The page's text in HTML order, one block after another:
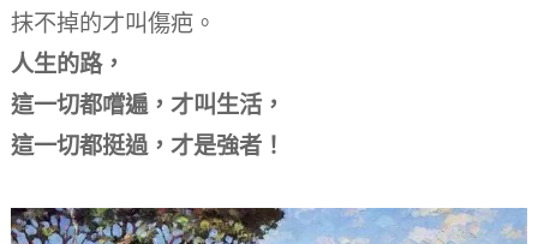
抹不掉的才叫傷疤。
人生的路，
這一切都嚐遍，才叫生活，
這一切都挺過，才是強者！